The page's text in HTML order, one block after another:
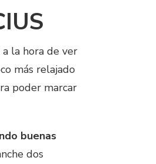
la hora de ver
más relajado
poder marcar
buenas
dos